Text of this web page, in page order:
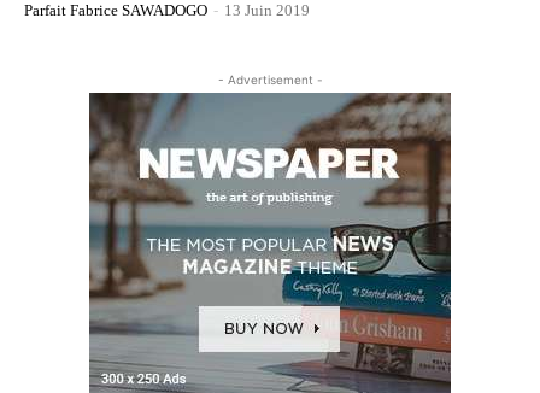
Parfait Fabrice SAWADOGO - 13 Juin 2019
- Advertisement -